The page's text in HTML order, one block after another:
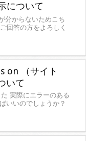
について
分からないためこち
回答の方をよろしく
on （サイト
いて
実際にエラーのある
いいのでしょうか？